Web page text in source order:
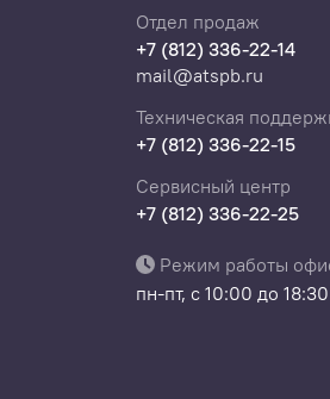
Отдел продаж
+7 (812) 336-22-14
mail@atspb.ru
Техническая
+7 (812) 336-22-15
Сервисный центр
+7 (812) 336-22-25
Режим работы
пн-пт, с 10:00 до 18:30